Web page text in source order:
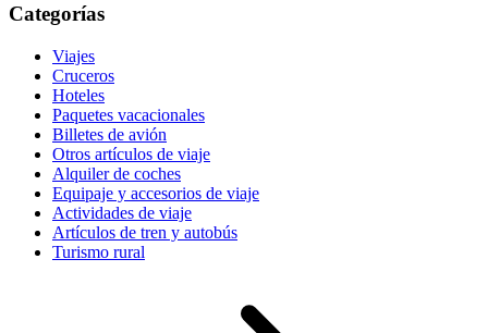
Categorías
Viajes
Cruceros
Hoteles
Paquetes vacacionales
Billetes de avión
Otros artículos de viaje
Alquiler de coches
Equipaje y accesorios de viaje
Actividades de viaje
Artículos de tren y autobús
Turismo rural